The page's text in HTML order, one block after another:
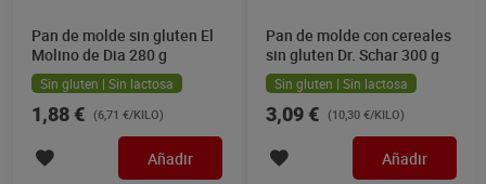
Pan de molde sin gluten El
Molino de Dia 280 g
Sin gluten | Sin lactosa
1,88 € (6,71 €/KILO)
Añadir
Pan de molde con cereales
sin gluten Dr. Schar 300 g
Sin gluten | Sin lactosa
3,09 € (10,30 €/KILO)
Añadir